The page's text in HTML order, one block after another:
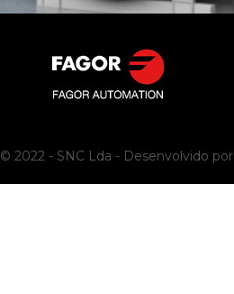
© 2022 - SNC Lda - Desenvolvido por